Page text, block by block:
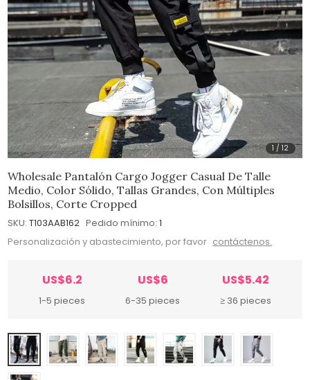
1 /12
Wholesale Pantalón Cargo Jogger Casual De Talle
Medio, Color Sólido, Tallas Grandes, Con Múltiples
Bolsillos, Corte Cropped
SKU: T103AAB162 Pedido mínimo: 1
Personalización y abastecimiento, por favor contáctenos.
US$6.2
1-5 pieces
US$6
6-35 pieces
US$5.42
≥ 36 pieces